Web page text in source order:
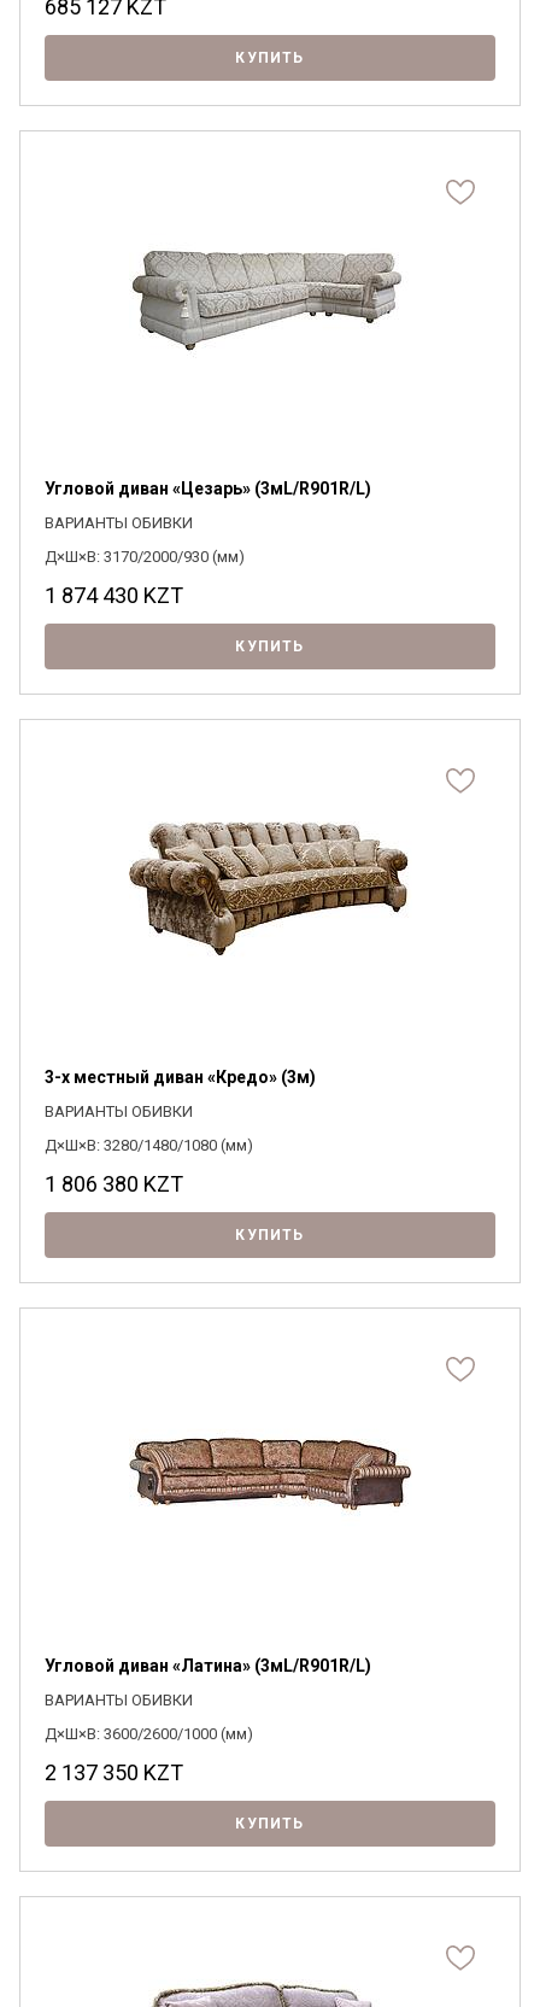
685 127 KZT
КУПИТЬ
Угловой диван «Цезарь» (3мL/R901R/L)
ВАРИАНТЫ ОБИВКИ
Д×Ш×В: 3170/2000/930 (мм)
1 874 430 KZT
КУПИТЬ
3-х местный диван «Кредо» (3м)
ВАРИАНТЫ ОБИВКИ
Д×Ш×В: 3280/1480/1080 (мм)
1 806 380 KZT
КУПИТЬ
Угловой диван «Латина» (3мL/R901R/L)
ВАРИАНТЫ ОБИВКИ
Д×Ш×В: 3600/2600/1000 (мм)
2 137 350 KZT
КУПИТЬ